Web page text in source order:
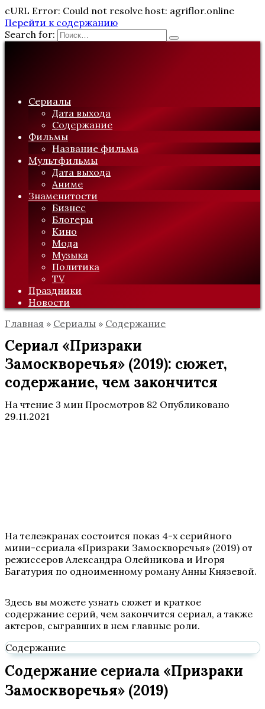
cURL Error: Could not resolve host: agriflor.online
Перейти к содержанию
Search for:
Сериалы
Дата выхода
Содержание
Фильмы
Название фильма
Мультфильмы
Дата выхода
Аниме
Знаменитости
Бизнес
Блогеры
Кино
Мода
Музыка
Политика
TV
Праздники
Новости
Главная » Сериалы » Содержание
Сериал «Призраки
Замоскворечья» (2019): сюжет,
содержание, чем закончится
На чтение 3 мин Просмотров 82 Опубликовано
29.11.2021
На телеэкранах состоится показ 4-х серийного
мини-сериала «Призраки Замоскворечья» (2019) от
режиссеров Александра Олейникова и Игоря
Багатурия по одноименному роману Анны Князевой.
Здесь вы можете узнать сюжет и краткое
содержание серий, чем закончится сериал, а также
актеров, сыгравших в нем главные роли.
Содержание
Содержание сериала «Призраки
Замоскворечья» (2019)